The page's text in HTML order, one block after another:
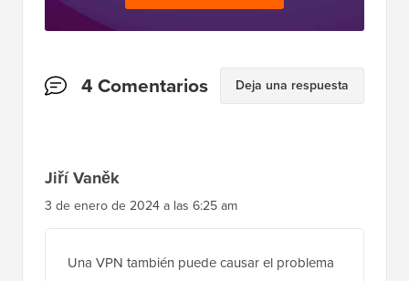
Interacciones
4 Comentarios Deja una respuesta
Jiří Vaněk
3 de enero de 2024 a las 6:25 am
Una VPN también puede causar el problema